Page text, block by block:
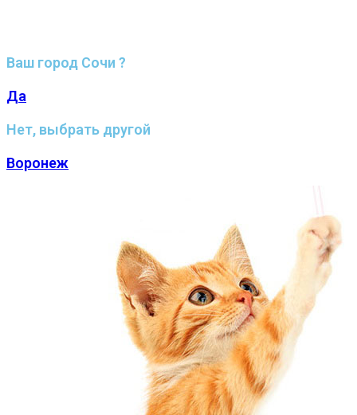
Ваш город Сочи ?
Да
Нет, выбрать другой
Воронеж